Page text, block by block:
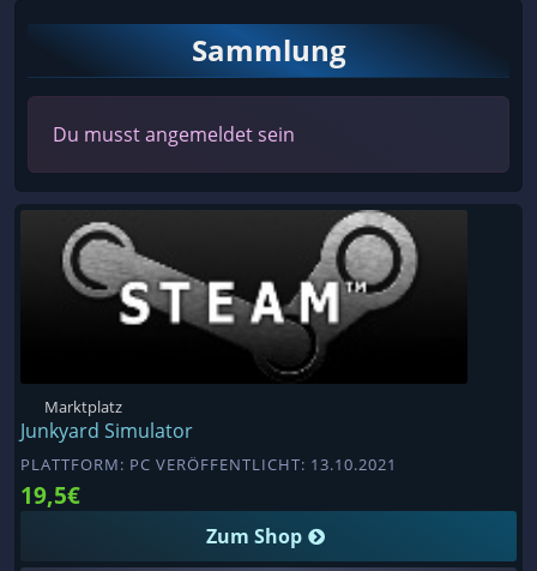
Sammlung
Du musst angemeldet sein
Marktplatz
Junkyard Simulator
PLATTFORM: PC VERÖFFENTLICHT: 13.10.2021
19,5€
Zum Shop